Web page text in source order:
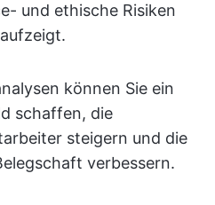
und ethische Risiken
können Sie ein
schaffen, die
steigern und die
verbessern.